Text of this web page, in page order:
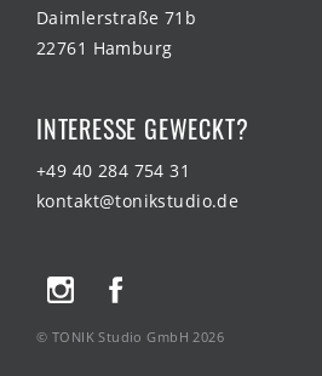
Daimlerstraße 71b
22761 Hamburg
INTERESSE GEWECKT?
+49 40 284 754 31
kontakt@tonikstudio.de
© TONIK Studio GmbH 2026